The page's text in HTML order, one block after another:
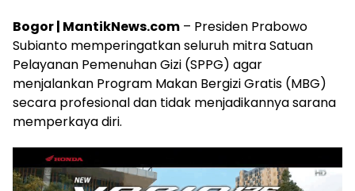
Bogor | MantikNews.com – Presiden Prabowo
Subianto memperingatkan seluruh mitra Satuan
Pelayanan Pemenuhan Gizi (SPPG) agar
menjalankan Program Makan Bergizi Gratis (MBG)
secara profesional dan tidak menjadikannya sarana
memperkaya diri.